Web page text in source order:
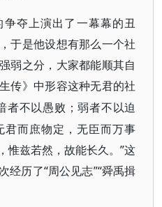
夺上演出了一幕幕的丑
于是他设想有那么一个社
弱之分，大家都能顺其自
传》中形容这种无君的社
者不以愚败；弱者不以迫
而庶物定，无臣而万事
惟兹若然，故能长久。”这
经历了“周公见志”“舜禹揖